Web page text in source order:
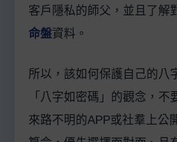
客戶隱私的師父，並且了解
命盤資料。
所以，該如何保護自己的八
「八字如密碼」的觀念，不
來路不明的APP或社羣上公